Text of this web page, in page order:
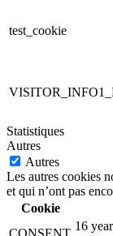
test_cookie
Statistiques
Autres
Autres
Les autres cookies
et qui n’ont pas
Cookie
CONSENT
16